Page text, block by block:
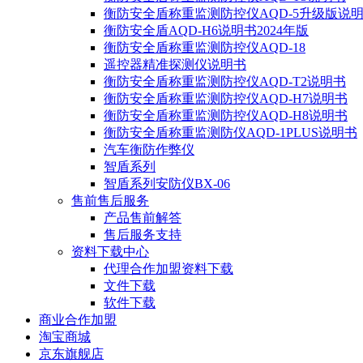
衡防安全盾称重监测防控仪AQD-5升级版说
衡防安全盾AQD-H6说明书2024年版
衡防安全盾称重监测防控仪AQD-18
遥控器精准探测仪说明书
衡防安全盾称重监测防控仪AQD-T2说明书
衡防安全盾称重监测防控仪AQD-H7说明书
衡防安全盾称重监测防控仪AQD-H8说明书
衡防安全盾称重监测防仪AQD-1PLUS说明书
汽车衡防作弊仪
智盾系列
智盾系列安防仪BX-06
售前售后服务
产品售前解答
售后服务支持
资料下载中心
代理合作加盟资料下载
文件下载
软件下载
商业合作加盟
淘宝商城
京东旗舰店